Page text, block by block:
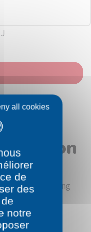
beginning
de
des
notre
all cookies